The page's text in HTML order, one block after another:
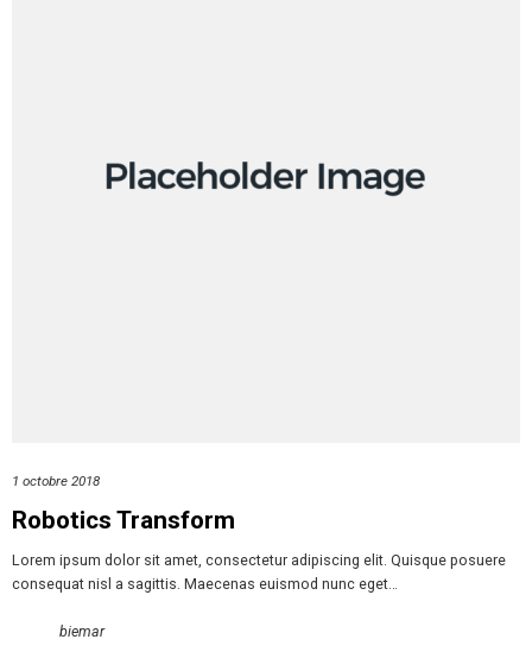
1 octobre 2018
Robotics Transform
Lorem ipsum dolor sit amet, consectetur adipiscing elit. Quisque posuere
consequat nisl a sagittis. Maecenas euismod nunc eget…
biemar